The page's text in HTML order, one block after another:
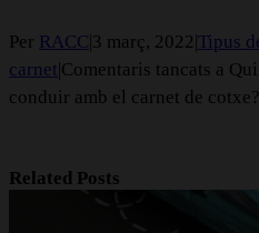
Per RACC 3 març, 2022 Tipus
carnet Comentaris tancats a
conduir amb el carnet de cotxe?
Related Posts